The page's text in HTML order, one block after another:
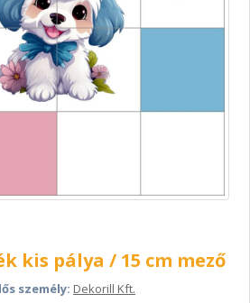
kis pálya / 15 cm mező
személy: Dekorill Kft.